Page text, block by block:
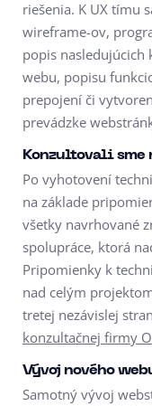
riešenia. K UX tímu
wireframe-ov,
popis
webu, popisu
prepojení či
prevádzke
Konzultovali
Po vyhotovení
na základe
všetky navrhované
spolupráce, ktorá
Pripomienky k
nad celým
tretej nezávislej
konzultačnej firmy
Vývoj nového
Samotný vývoj